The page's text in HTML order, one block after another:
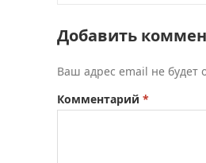
Добавить
Ваш адрес email не будет
Комментарий *